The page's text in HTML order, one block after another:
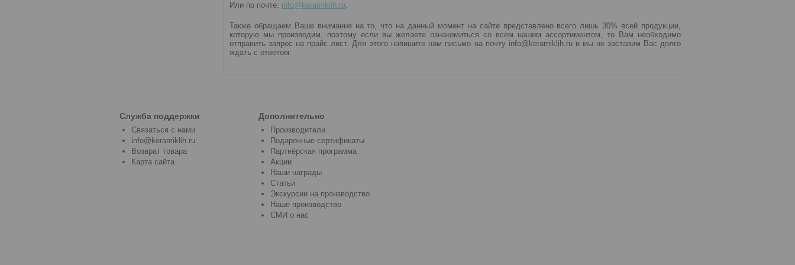
Или по почте: info@keramiklih.ru.
Также обращаем Ваше внимание на то, что на данный момент на сайте представлено всего лишь 30% всей продукции,
которую мы производим, поэтому если вы желаете ознакомиться со всем нашим ассортиментом, то Вам необходимо
отправить запрос на прайс лист. Для этого напишите нам письмо на почту info@keramiklih.ru и мы не заставим Вас долго
ждать с ответом.
Служба поддержки
Связаться с нами
info@keramiklih.ru
Возврат товара
Карта сайта
Дополнительно
Производители
Подарочные сертификаты
Партнёрская программа
Акции
Наши награды
Статьи
Экскурсии на производство
Наше производство
СМИ о нас